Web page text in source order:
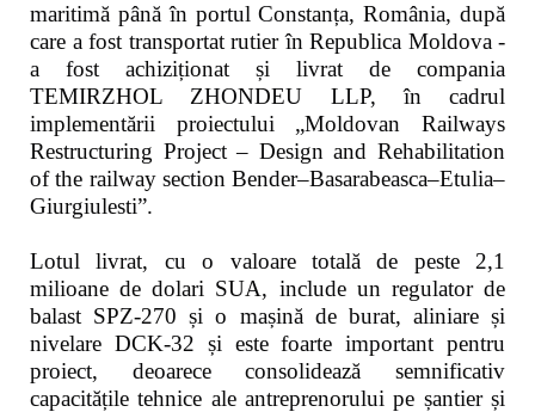
maritimă până în portul Constanța, România, după
care a fost transportat rutier în Republica Moldova -
a fost achiziționat și livrat de compania
TEMIRZHOL ZHONDEU LLP, în cadrul
implementării proiectului „Moldovan Railways
Restructuring Project – Design and Rehabilitation
of the railway section Bender–Basarabeasca–Etulia–
Giurgiulesti”.
Lotul livrat, cu o valoare totală de peste 2,1
milioane de dolari SUA, include un regulator de
balast SPZ-270 și o mașină de burat, aliniare și
nivelare DCK-32 și este foarte important pentru
proiect, deoarece consolidează semnificativ
capacitățile tehnice ale antreprenorului pe șantier și